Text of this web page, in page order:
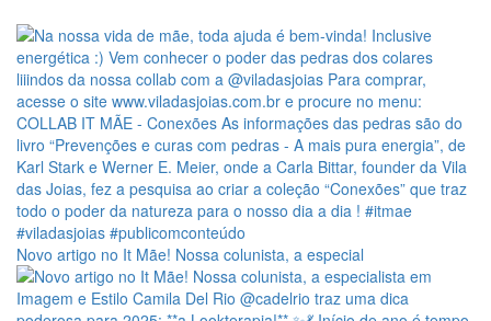
Novo artigo no It Mãe! Nossa colunista, a especial